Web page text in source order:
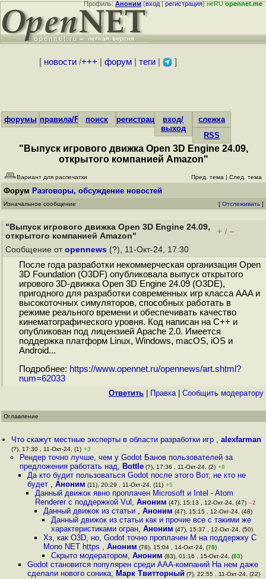
Профиль:Аноним(вход|регистрация)неRUopennet.me
[ новости/+++ форум| теги| ]
форумы правила/FAQпоиск регистрациявход/
выход
слежка
RSS
"Выпуск игрового движка Open 3D Engine 24.09,
открытого компанией Amazon"
Вариант для распечатки Пред. тема | След. тема
Форум Разговоры, обсуждение новостей
Изначальное сообщение [ Отслеживать ]
"Выпуск игрового движка Open 3D Engine 24.09,
открытого компанией Amazon"
+ / –
Сообщение от opennews (?), 11-Окт-24, 17:30
После года разработки некоммерческая организация Open
3D Foundation (O3DF) опубликовала выпуск открытого
игрового 3D-движка Open 3D Engine 24.09 (O3DE),
пригодного для разработки современных игр класса AAA и
высокоточных симуляторов, способных работать в
режиме реального времени и обеспечивать качество
кинематографического уровня. Код написан на С++ и
опубликован под лицензией Apache 2.0. Имеется
поддержка платформ Linux, Windows, macOS, iOS и
Android...
Подробнее: https://www.opennet.ru/opennews/art.shtml?
num=62033
Ответить Правка| Cообщить модератору
Оглавление
Что скажут местные эксперты в области разработки игр ,alexfarman
(?), 17:30 , 11-Окт-24, (1) +3
Рендер точно лучше, чем у Godot Банов пользователей за
предложения работать над, Bottle(?), 17:36 , 11-Окт-24, (2) +8
Да кто будит пользоваться Godot после этого Вот, не кто не
будет , Аноним (11), 20:29 , 11-Окт-24, (11) +5
Данный движок явно проплачен Microsoft и Intel - Atom
Renderer с поддержкой Vul ,Аноним (47), 15:13 , 12-Окт-24, (47) –2
Данный движок из статьи , Аноним (47), 15:15 , 12-Окт-24, (48)
Данный движок из статьи как и прочие все с такими же
характеристиками огран, Аноним (47), 15:37 , 12-Окт-24, (50)
Хз, как O3D, но, Godot точно проплачен M на поддержку C
Mono NET https , Аноним (78), 15:04 , 14-Окт-24, (78)
Скрыто модератором, Аноним (83), 01:16 , 15-Окт-24, (83)
Godot становится популярен среди ААА-компаний На нем даже
сделали нового соника, Марк Твитторный (?), 22:55 , 11-Окт-24, (22)